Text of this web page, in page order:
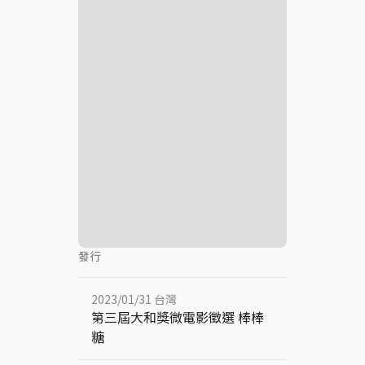
發行
2023/01/31 台灣
第三屆大和獎微電影徵選 棒棒
糖